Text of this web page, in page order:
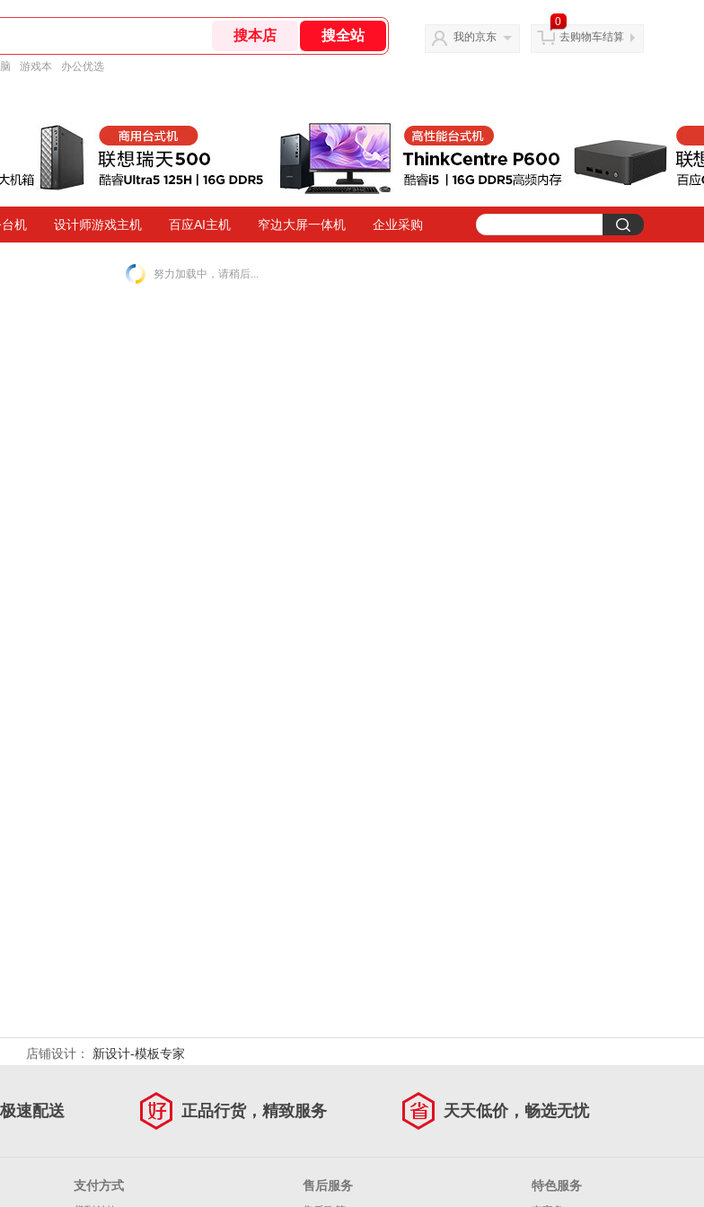
游戏本 办公优选
我的京东
0
去购物车结算
机 设计师游戏主机 百应AI主机 窄边大屏一体机 企业采购
努力加载中，请稍后...
店铺设计： 新设计-模板专家
速配送 正品行货，精致服务 天天低价，畅选无忧
支付方式 售后服务 特色服务